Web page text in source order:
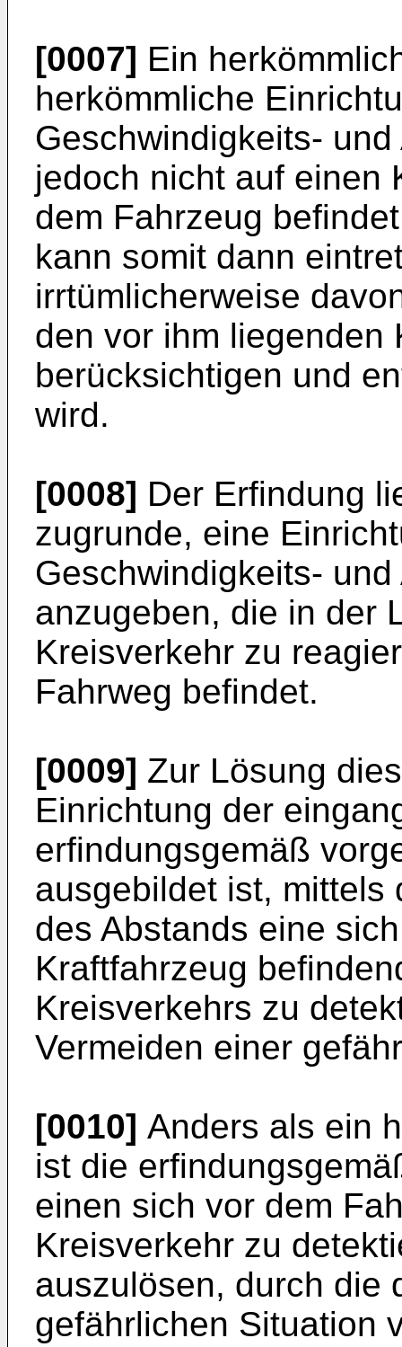
[0007] Ein
herkömmliche
Geschwindigkeits-
jedoch nicht auf einen
dem Fahrzeug
kann somit dann
irrtümlicherweise
den vor ihm liegenden
berücksichtigen und
wird.
[0008] Der Erfindung
zugrunde, eine
Geschwindigkeits-
anzugeben, die in der
Kreisverkehr zu
Fahrweg befindet.
[0009] Zur Lösung
Einrichtung der
erfindungsgemäß
ausgebildet ist, mittels
des Abstands eine
Kraftfahrzeug
Kreisverkehrs zu
Vermeiden einer
[0010] Anders als ein
ist die
einen sich vor dem
Kreisverkehr zu
auszulösen, durch die
gefährlichen Situation